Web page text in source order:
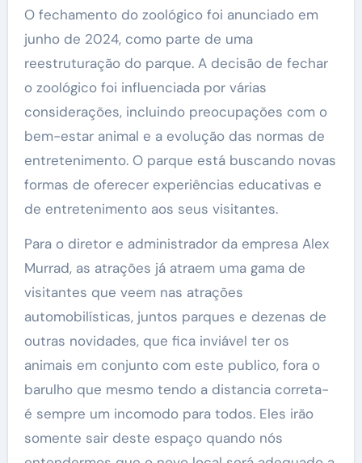
O fechamento do zoológico foi anunciado em
junho de 2024, como parte de uma
reestruturação do parque. A decisão de fechar
o zoológico foi influenciada por várias
considerações, incluindo preocupações com o
bem-estar animal e a evolução das normas de
entretenimento. O parque está buscando novas
formas de oferecer experiências educativas e
de entretenimento aos seus visitantes.
Para o diretor e administrador da empresa Alex
Murrad, as atrações já atraem uma gama de
visitantes que veem nas atrações
automobilísticas, juntos parques e dezenas de
outras novidades, que fica inviável ter os
animais em conjunto com este publico, fora o
barulho que mesmo tendo a distancia correta-
é sempre um incomodo para todos. Eles irão
somente sair deste espaço quando nós